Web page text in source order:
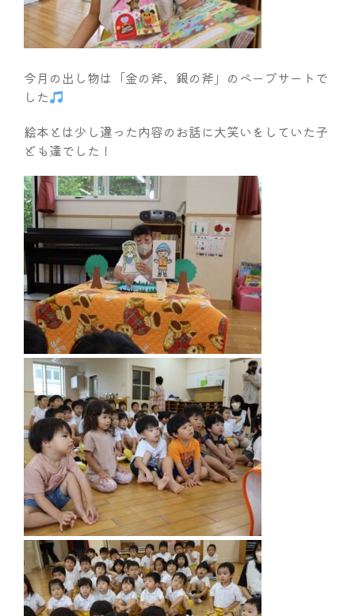
今月の出し物は「金の斧、銀の斧」のペープサートで
した
絵本とは少し違った内容のお話に大笑いをしていた子
ども達でした！